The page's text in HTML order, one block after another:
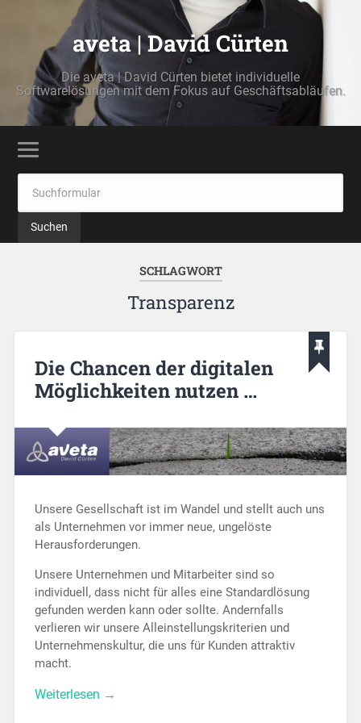
aveta | David Cürten
Die aveta | David Cürten bietet individuelle
Softwarelösungen mit dem Fokus auf Geschäftsabläufen.
SCHLAGWORT
Transparenz
Die Chancen der digitalen
Möglichkeiten nutzen …
Unsere Gesellschaft ist im Wandel und stellt auch uns
als Unternehmen vor immer neue, ungelöste
Herausforderungen.
Unsere Unternehmen und Mitarbeiter sind so
individuell, dass nicht für alles eine Standardlösung
gefunden werden kann oder sollte. Andernfalls
verlieren wir unsere Alleinstellungskriterien und
Unternehmenskultur, die uns für Kunden attraktiv
macht.
Weiterlesen →